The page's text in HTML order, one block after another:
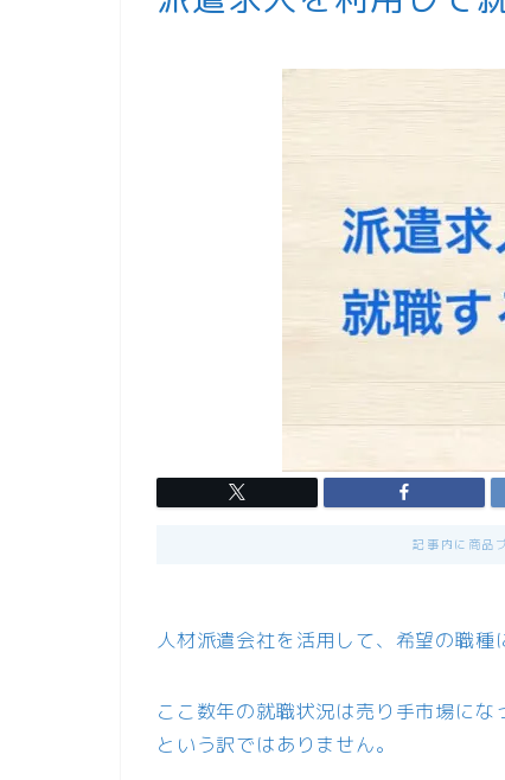
記事内に商品
人材派遣会社を活用して、希望の職種
ここ数年の就職状況は売り手市場に
という訳ではありません。